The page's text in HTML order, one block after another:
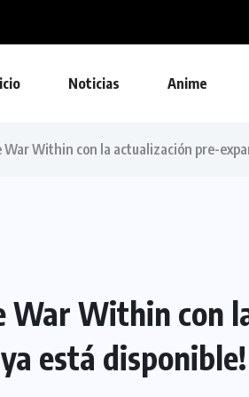
Noticias Anime
War Within con la actualización pre-
War Within con
está disponible!